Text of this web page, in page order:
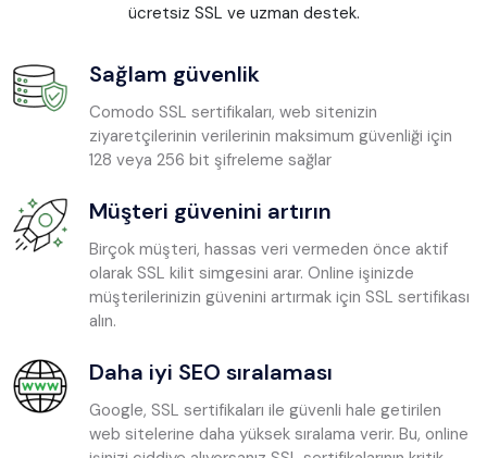
ücretsiz SSL ve uzman destek.
Sağlam güvenlik
Comodo SSL sertifikaları, web sitenizin
ziyaretçilerinin verilerinin maksimum güvenliği için
128 veya 256 bit şifreleme sağlar
Müşteri güvenini artırın
Birçok müşteri, hassas veri vermeden önce aktif
olarak SSL kilit simgesini arar. Online işinizde
müşterilerinizin güvenini artırmak için SSL sertifikası
alın.
Daha iyi SEO sıralaması
Google, SSL sertifikaları ile güvenli hale getirilen
web sitelerine daha yüksek sıralama verir. Bu, online